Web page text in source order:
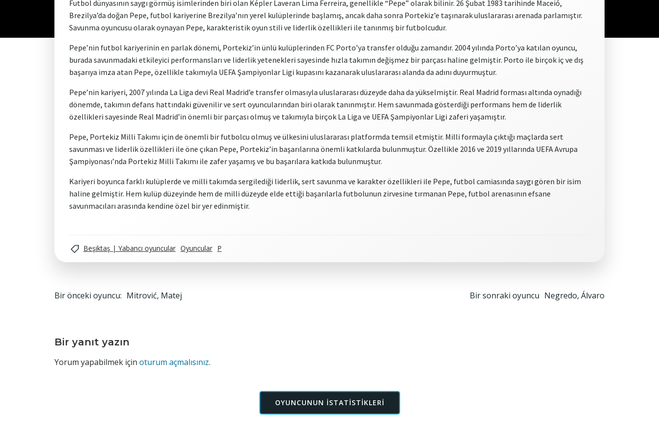
Futbol dünyasının saygı görmüş isimlerinden biri olan Képler Laveran Lima Ferreira, genellikle “Pepe” olarak bilinir. 26 Şubat 1983 tarihinde Maceió,
Brezilya’da doğan Pepe, futbol kariyerine Brezilya’nın yerel kulüplerinde başlamış, ancak daha sonra Portekiz’e taşınarak uluslararası arenada parlamıştır.
Savunma oyuncusu olarak oynayan Pepe, karakteristik oyun stili ve liderlik özellikleri ile tanınmış bir futbolcudur.
Pepe’nin futbol kariyerinin en parlak dönemi, Portekiz’in ünlü kulüplerinden FC Porto’ya transfer olduğu zamandır. 2004 yılında Porto’ya katılan oyuncu,
burada savunmadaki etkileyici performansları ve liderlik yetenekleri sayesinde hızla takımın değişmez bir parçası haline gelmiştir. Porto ile birçok iç ve dış
başarıya imza atan Pepe, özellikle takımıyla UEFA Şampiyonlar Ligi kupasını kazanarak uluslararası alanda da adını duyurmuştur.
Pepe’nin kariyeri, 2007 yılında La Liga devi Real Madrid’e transfer olmasıyla uluslararası düzeyde daha da yükselmiştir. Real Madrid forması altında oynadığı
dönemde, takımın defans hattındaki güvenilir ve sert oyuncularından biri olarak tanınmıştır. Hem savunmada gösterdiği performans hem de liderlik
özellikleri sayesinde Real Madrid’in önemli bir parçası olmuş ve takımıyla birçok La Liga ve UEFA Şampiyonlar Ligi zaferi yaşamıştır.
Pepe, Portekiz Milli Takımı için de önemli bir futbolcu olmuş ve ülkesini uluslararası platformda temsil etmiştir. Milli formayla çıktığı maçlarda sert
savunması ve liderlik özellikleri ile öne çıkan Pepe, Portekiz’in başarılarına önemli katkılarda bulunmuştur. Özellikle 2016 ve 2019 yıllarında UEFA Avrupa
Şampiyonası’nda Portekiz Milli Takımı ile zafer yaşamış ve bu başarılara katkıda bulunmuştur.
Kariyeri boyunca farklı kulüplerde ve milli takımda sergilediği liderlik, sert savunma ve karakter özellikleri ile Pepe, futbol camiasında saygı gören bir isim
haline gelmiştir. Hem kulüp düzeyinde hem de milli düzeyde elde ettiği başarılarla futbolunun zirvesine tırmanan Pepe, futbol arenasının efsane
savunmacıları arasında kendine özel bir yer edinmiştir.
Beşiktaş | Yabancı oyuncular Oyuncular P
Yazı
Bir önceki oyuncu: Mitrović, Matej
Yazı
Bir sonraki oyuncu Negredo, Álvaro
Bir yanıt yazın
Yorum yapabilmek için oturum açmalısınız.
OYUNCUNUN ISTATISTIKLERI